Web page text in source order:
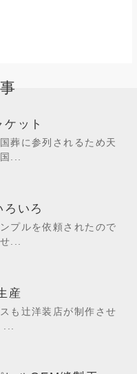
ット
葬に参列されるため天
...
ろいろ
プルを依頼されたので
...
産
も辻洋装店が制作させ